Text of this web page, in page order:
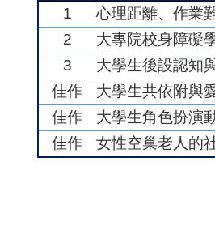
1 心理距離、作業
2
大專院校身障礙
3
大學生後設認知
佳作
大學生共依附與
佳作
大學生角色扮演
佳作
女性空巢老人的